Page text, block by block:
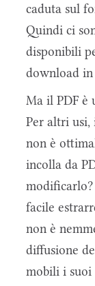
caduta sul
Quindi ci
disponibili
download in
Ma il PDF è
Per altri usi,
non è
incolla da
facile
non è
diffusione
mobili i